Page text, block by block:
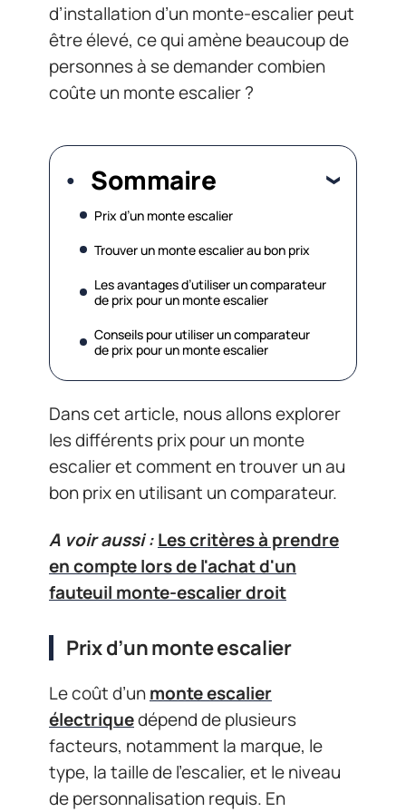
d’installation d’un monte-escalier peut
être élevé, ce qui amène beaucoup de
personnes à se demander combien
coûte un monte escalier ?
Sommaire
Prix d’un monte escalier
Trouver un monte escalier au bon prix
Les avantages d’utiliser un comparateur
de prix pour un monte escalier
Conseils pour utiliser un comparateur
de prix pour un monte escalier
Dans cet article, nous allons explorer
les différents prix pour un monte
escalier et comment en trouver un au
bon prix en utilisant un comparateur.
A voir aussi :Les critères à prendre
en compte lors de l'achat d'un
fauteuil monte-escalier droit
Prix d’un monte escalier
Le coût d’unmonte escalier
électriquedépend de plusieurs
facteurs, notamment la marque, le
type, la taille de l’escalier, et le niveau
de personnalisation requis. En